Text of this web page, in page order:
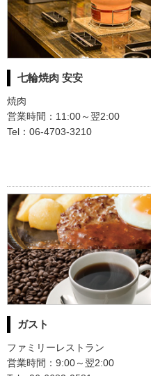
七輪焼肉 安安
焼肉
営業時間：11:00～翌2:00
Tel：06-4703-3210
ガスト
ファミリーレストラン
営業時間：9:00～翌2:00